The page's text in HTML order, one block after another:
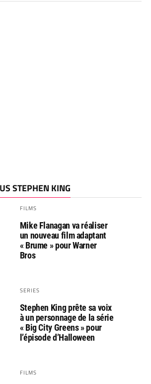
STEPHEN KING
FILMS
Mike Flanagan va réaliser
un nouveau film adaptant
« Brume » pour Warner
Bros
SERIES
Stephen King prête sa voix
à un personnage de la série
« Big City Greens » pour
l’épisode d’Halloween
FILMS